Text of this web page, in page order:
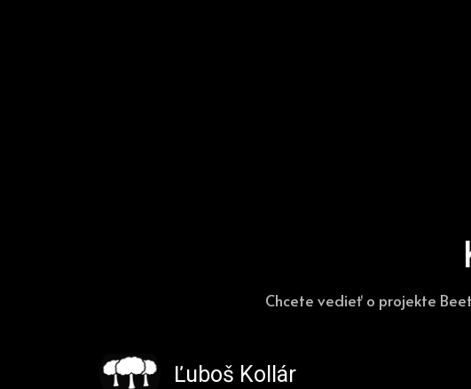
Chcete vedieť o projekte
Ľuboš Kollár